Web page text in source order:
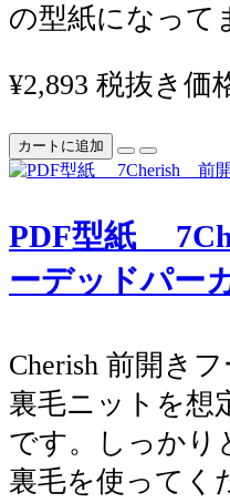
の型紙になって
¥2,893 税抜き価
カートに追加
PDF型紙
ーデッドパー
Cherish 前開き
裏毛ニットを想
です。しっかり
裏毛を使ってく